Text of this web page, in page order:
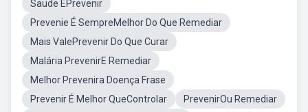
Saude ÉPrevenir
Prevenie É SempreMelhor Do Que Remediar
Mais ValePrevenir Do Que Curar
Malária PrevenirE Remediar
Melhor Prevenira Doença Frase
Prevenir É Melhor QueControlar
PrevenirOu Remediar